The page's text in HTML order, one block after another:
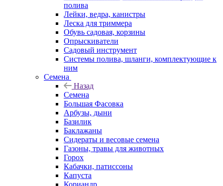
полива
Лейки, ведра, канистры
Леска для триммера
Обувь садовая, корзины
Опрыскиватели
Садовый инструмент
Системы полива, шланги, комплектующие к
ним
Семена
Назад
Семена
Большая Фасовка
Арбузы, дыни
Базилик
Баклажаны
Сидераты и весовые семена
Газоны, травы для животных
Горох
Кабачки, патиссоны
Капуста
Кориандр